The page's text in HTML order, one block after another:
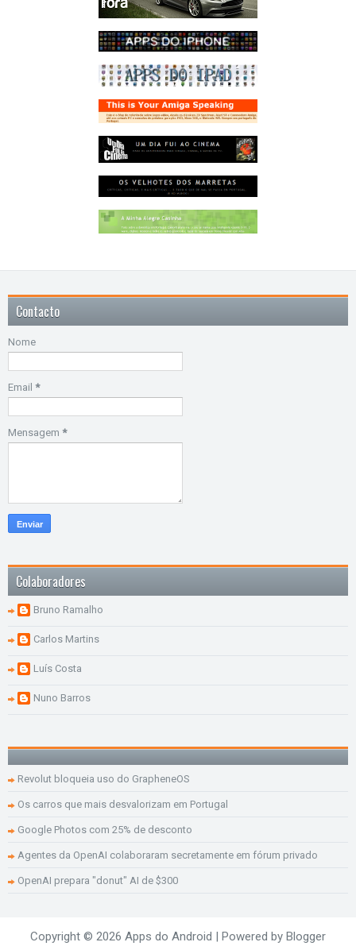
Contacto
Nome
Email *
Mensagem *
Colaboradores
Bruno Ramalho
Carlos Martins
Luís Costa
Nuno Barros
Revolut bloqueia uso do GrapheneOS
Os carros que mais desvalorizam em Portugal
Google Photos com 25% de desconto
Agentes da OpenAI colaboraram secretamente em fórum privado
OpenAI prepara "donut" AI de $300
Copyright © 2026 Apps do Android | Powered by Blogger